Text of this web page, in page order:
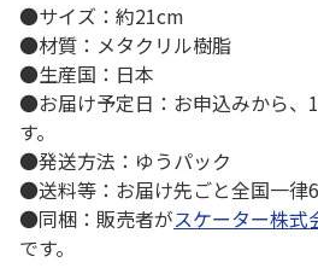
●サイズ：約21cm
●材質：メタクリル樹脂
●生産国：日本
●お届け予定日：お申込みから、
す。
●発送方法：ゆうパック
●送料等：お届け先ごと全国一律
●同梱：販売者がスケーター株式
です。